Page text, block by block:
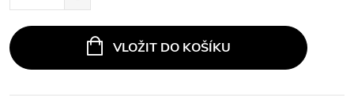
VLOŽIT DO KOŠÍKU